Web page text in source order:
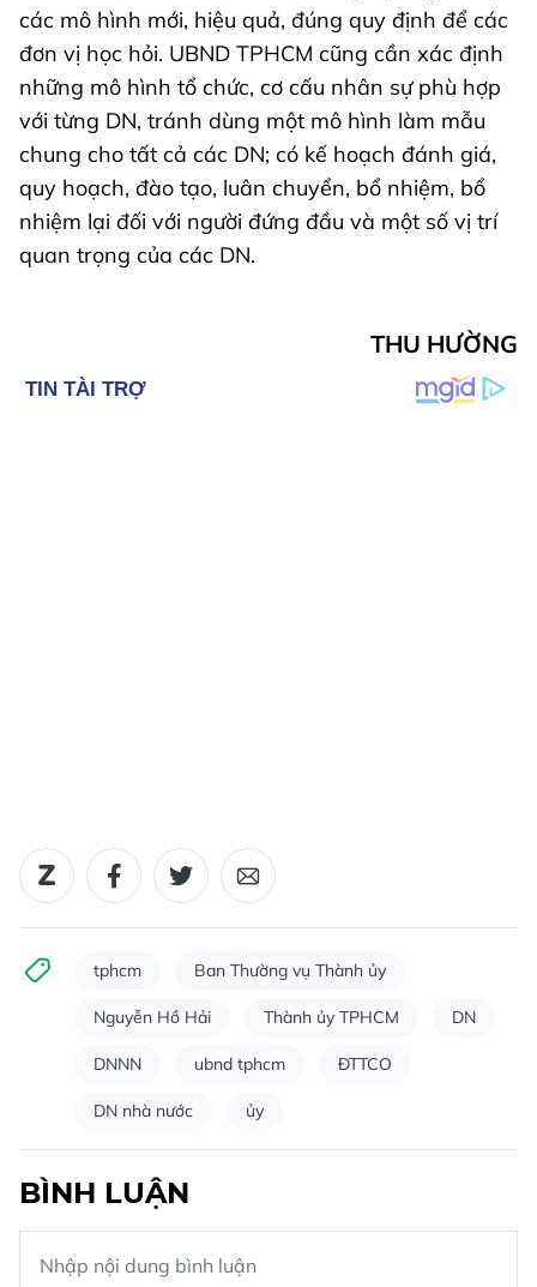
các mô hình mới, hiệu quả, đúng quy định để các
đơn vị học hỏi. UBND TPHCM cũng cần xác định
những mô hình tổ chức, cơ cấu nhân sự phù hợp
với từng DN, tránh dùng một mô hình làm mẫu
chung cho tất cả các DN; có kế hoạch đánh giá,
quy hoạch, đào tạo, luân chuyển, bổ nhiệm, bổ
nhiệm lại đối với người đứng đầu và một số vị trí
quan trọng của các DN.
THU HƯỜNG
tphcm Ban Thường vụ Thành ủy
Nguyễn Hồ Hải Thành ủy TPHCM DN
DNNN ubnd tphcm ĐTTCO
DN nhà nước ủy
BÌNH LUẬN